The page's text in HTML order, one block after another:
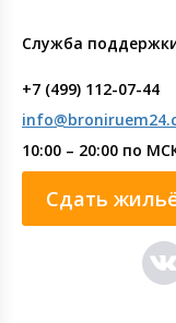
Служба
+7 (499) 112-07-44
10:00 – 20:00 по
Сдать